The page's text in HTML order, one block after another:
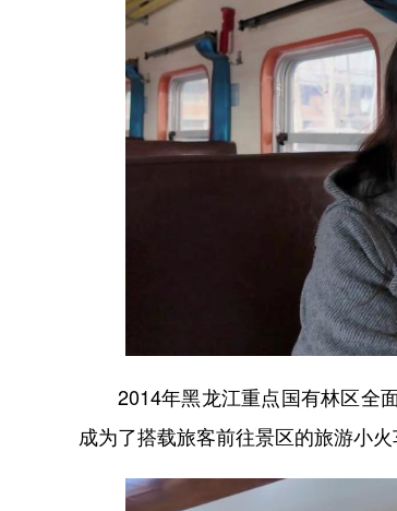
2014年黑龙江重点国有林区全面
成为了搭载旅客前往景区的旅游小火